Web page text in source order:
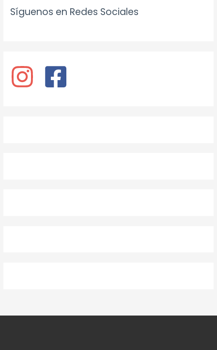
Síguenos en Redes Sociales